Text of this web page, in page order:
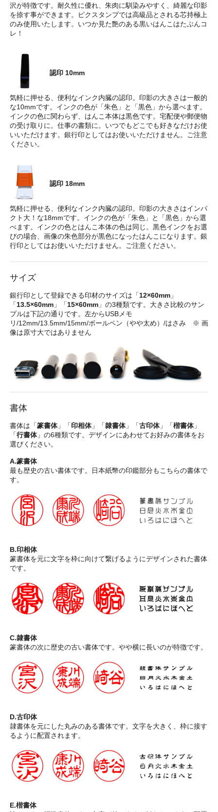
沢が特徴です。耐久性に優れ、朱肉に馴染みやすく、綺麗な印影
を捺す事ができます。ピクスタンプでは高級品とされる芯持極上
のみ使用いたします。いつか見た艶のある黒いはんこはたぶんコ
レ！
認印 10mm
気軽に押せる、便利なインク内臓の認印。印影の大きさは一般的
な10mmです。インクの色が「朱色」と「黒色」から選べます。
インクの色に関わらず、はんこ本体は黒色です。宅配便や郵便物
の受け取りに。仕事の書類に。いつでもどこでも好きなだけお使
いいただけます。銀行印としてはお使いいただけません。ご注意
ください。
認印 18mm
気軽に押せる、便利なインク内臓の認印。印影の大きさはインパ
クト大！な18mmです。インクの色が「朱色」と「黒色」から選
べます。インクの色とはんこ本体の色は同じ。黒色インクをお選
びの場合、画像の朱色部分が黒色になったはんこになります。銀
行印としてはお使いいただけません。ご注意ください。
サイズ
銀行印として登録できる印材のサイズは「12×60mm 」
「13.5×60mm 」「15×60mm 」の3種類です。大きさ比較のサン
プルは下記の通りです。左からUSBメモ
リ/12mm/13.5mm/15mm/ボールペン（やや太め）/はさみ ※ 画
像は原寸大ではありません
書体
書体は「篆書体」「印相体」「隷書体」「古印体」「楷書体」
「行書体」の6種類です。デザインにあわせてお好みの書体をお
選びください。
A.篆書体
最も歴史の古い書体です。日本紙幣の印鑑部分もこちらの書体で
す。
B.印相体
篆書体を元に文字を枠に向けて繋げるようにデザインされた書体
です。
C.隷書体
篆書体の次に歴史の古い書体です。やや横に長いのが特徴です。
D.古印体
隷書体を元にした丸みのある書体です。文字を大きく、枠に接す
るように配置されます。
E.楷書体